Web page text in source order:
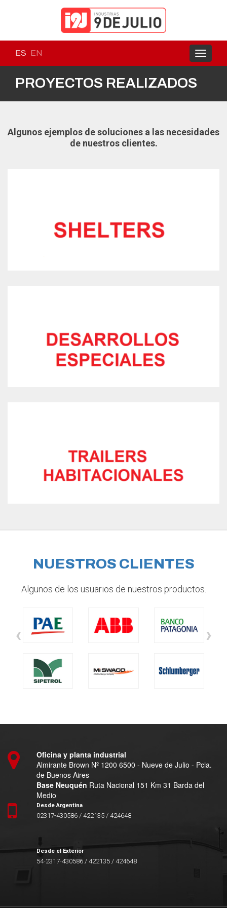
ES EN
Toggle
PROYECTOS REALIZADOS
Algunos ejemplos de soluciones a las necesidades
de nuestros clientes.
NUESTROS CLIENTES
Algunos de los usuarios de nuestros productos.
‹ ›
Oficina y planta industrial
Almirante Brown Nº 1200 6500 - Nueve de Julio - Pcia.
de Buenos Aires
Base Neuquén Ruta Nacional 151 Km 31 Barda del
Medio
Desde Argentina
02317-430586 / 422135 / 424648
Desde el Exterior
54-2317-430586 / 422135 / 424648